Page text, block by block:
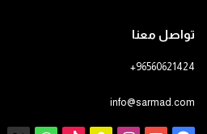
تواصل معنا
+96560621424
info@sarmad.com